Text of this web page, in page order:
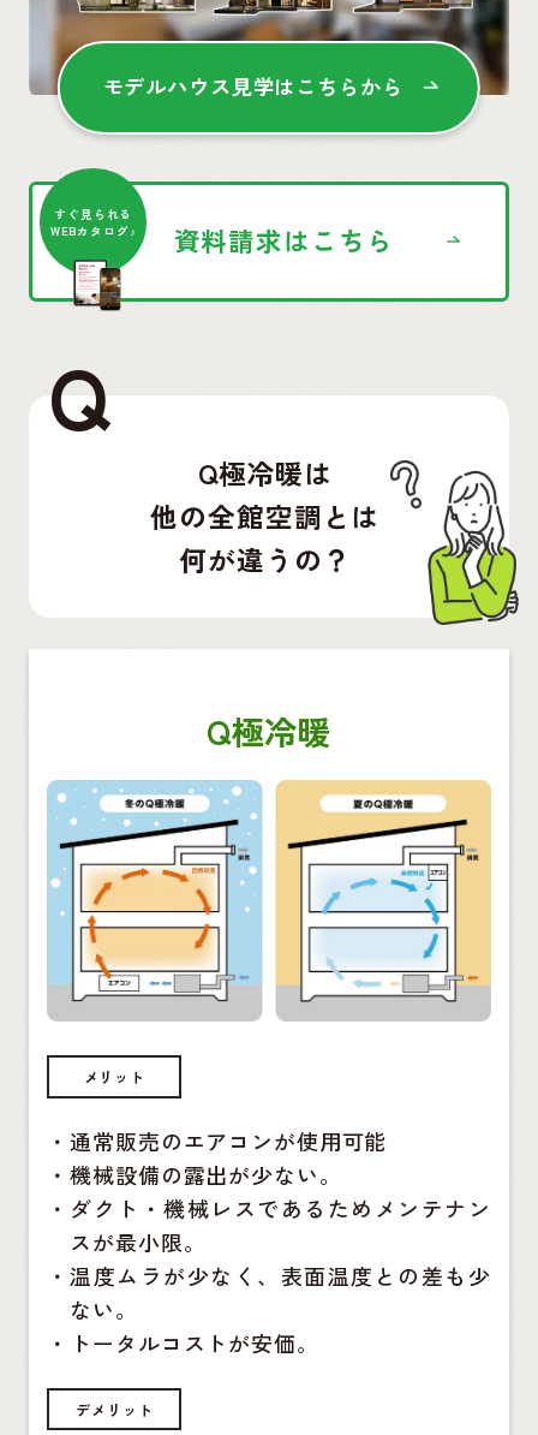
モデルハウス見学はこちらから
すぐ見られる
WEBカタログ♪
資料請求はこちら
Q
Q極冷暖は
他の全館空調とは
何が違うの？
Q極冷暖
メリット
・通常販売のエアコンが使用可能
・機械設備の露出が少ない。
・ ダクト・機械レスであるためメンテナン
スが最小限。
・温度ムラが少なく、表面温度との差も少
ない。
・ トータルコストが安価。
デメリット